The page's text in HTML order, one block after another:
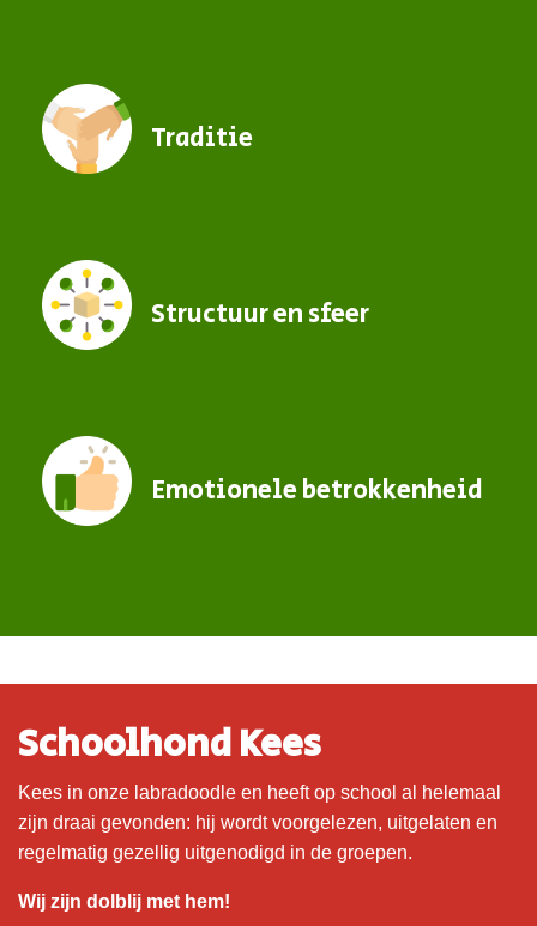
Traditie
Structuur en sfeer
Emotionele betrokkenheid
Schoolhond Kees
Kees in onze labradoodle en heeft op school al helemaal
zijn draai gevonden: hij wordt voorgelezen, uitgelaten en
regelmatig gezellig uitgenodigd in de groepen.
Wij zijn dolblij met hem!